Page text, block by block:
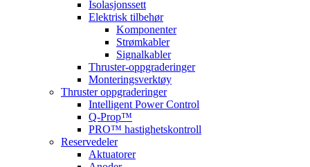
Isolasjonssett
Elektrisk tilbehør
Komponenter
Strømkabler
Signalkabler
Thruster-oppgraderinger
Monteringsverktøy
Thruster oppgraderinger
Intelligent Power Control
Q-Prop™
PRO™ hastighetskontroll
Reservedeler
Aktuatorer